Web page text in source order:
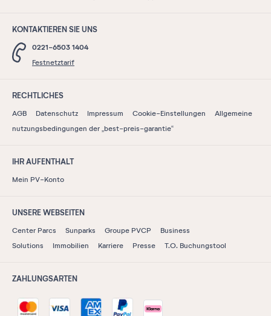
KONTAKTIEREN SIE UNS
0221-6503 1404
Festnetztarif
RECHTLICHES
AGB Datenschutz Impressum Cookie-Einstellungen
Allgemeine
nutzungsbedingungen der „best-preis-garantie“
IHR AUFENTHALT
Mein PV-Konto
UNSERE WEBSEITEN
Center Parcs Sunparks Groupe PVCP
Business
Solutions
Immobilien Karriere Presse T.O. Buchungstool
ZAHLUNGSARTEN